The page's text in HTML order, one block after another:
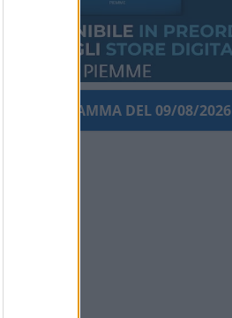
PORROGRAMMA DEL 09/08/2026